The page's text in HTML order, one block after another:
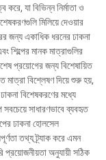
যা বিভিন্ন নির্মাতা ও
মিলিয়ে দেওয়ার
জন্য একাধিক ধরনের ঢাকনা
শিল্পের মানক মাত্রাগুলির
প্রয়োগের জন্য বিশেষায়িত
মাত্রা বিশ্লেষণ দিয়ে শুরু হয়,
বিশেষকরণের মধ্যে
সবচেয়ে সাধারণভাবে ব্যবহৃত
ঢাকনা হোলসেল
তথ্য ট্র্যাক করে এমন
প্রয়োজনীয়তা অনুযায়ী সঠিক